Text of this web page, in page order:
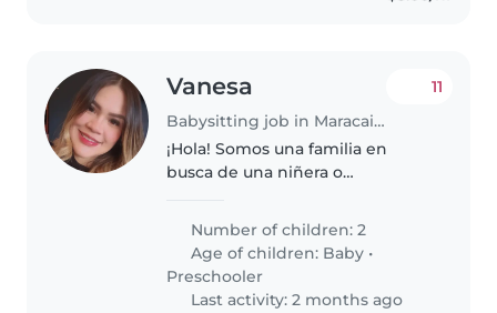
Vanesa
Babysitting job in Maracaibo
11
¡Hola! Somos una familia en
busca de una niñera o
pequeños, un bebé y un niño en
edad preescolar. Nuestros hijos
son cariñosos, habladores y muy
amigables...
Number of children: 2
Age of children: Baby •
Preschooler
Last activity: 2 months ago